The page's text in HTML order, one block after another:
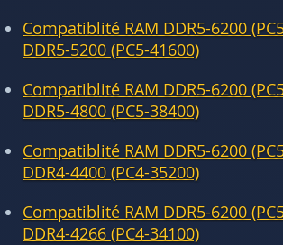
Compatiblité RAM DDR5-6200
DDR5-5200 (PC5-41600)
Compatiblité RAM DDR5-6200
DDR5-4800 (PC5-38400)
Compatiblité RAM DDR5-6200
DDR4-4400 (PC4-35200)
Compatiblité RAM DDR5-6200
DDR4-4266 (PC4-34100)